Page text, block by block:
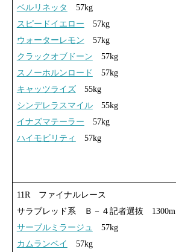
ベルリネッタ
57kg
スピードイエロー 57kg
ウォーターレモン 57kg
クラックオブドーン 57kg
スノーホルンロード
57kg
キャッツライズ55kg
シンデレラスマイル55kg
イナズマテーラー 57kg
ハイモビリティ
57kg
11R ファイナルレース
サラブレッド系 Ｂ－４記者選抜 1300m
サーブルミラージュ
57kg
カムランベイ
57kg